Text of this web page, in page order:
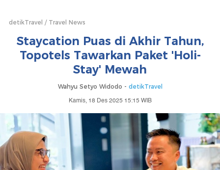
detikTravel Travel News
Staycation Puas di Akhir Tahun,
Topotels Tawarkan Paket 'Holi-
Stay' Mewah
Wahyu Setyo Widodo - detikTravel
Kamis, 18 Des 2025 15:15 WIB